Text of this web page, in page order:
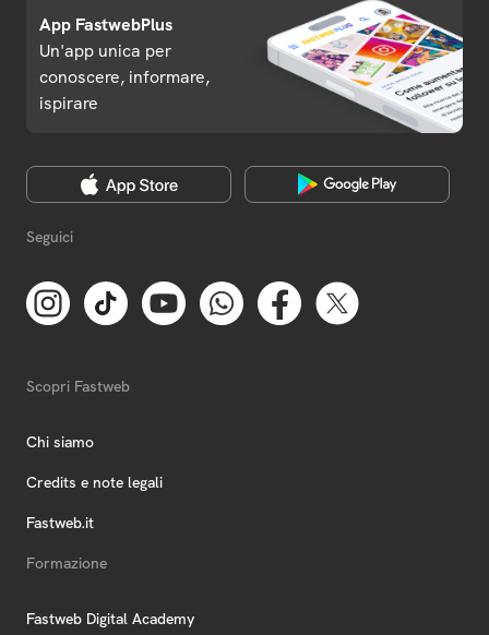
App FastwebPlus
Un'app unica per
conoscere, informare,
ispirare
Seguici
Scopri Fastweb
Chi siamo
Credits e note legali
Fastweb.it
Formazione
Fastweb Digital Academy